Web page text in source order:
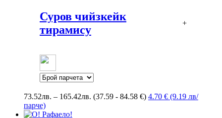
60.00лв.
Суров чийзкейк
тирамису
+
73.52лв. – 165.42лв. Price
(37.59 - 84.58 €) 4.70 € (9.19 лв/
парче)